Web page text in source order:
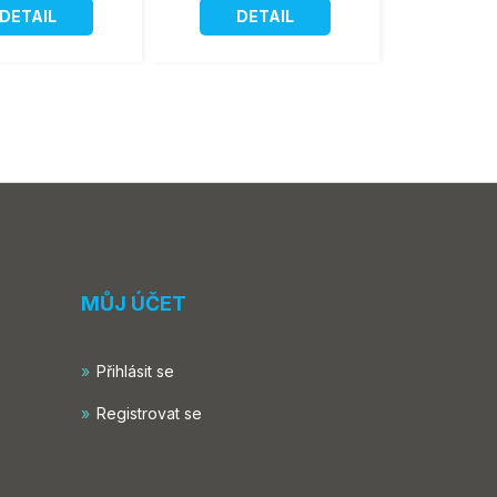
DETAIL DETAIL
MŮJ ÚČET
Přihlásit se
Registrovat se